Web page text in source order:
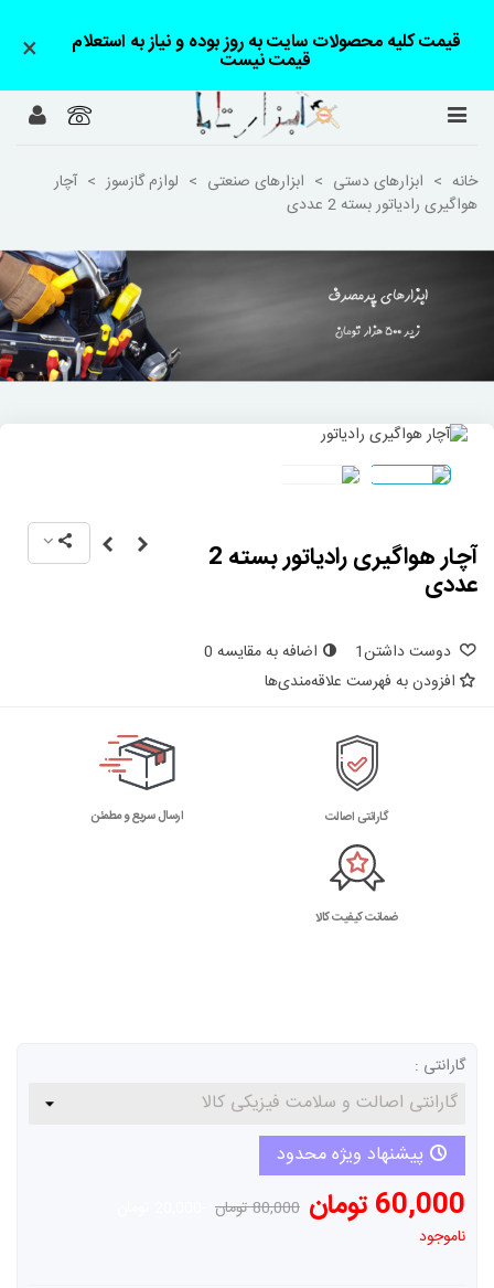
قیمت کلیه محصولات سایت به روز بوده و نیاز به استعلام
قیمت نیست ×
خانه > ابزارهای دستی > ابزارهای صنعتی > لوازم گازسوز > آچار
هواگیری رادیاتور بسته 2 عددی
آچار هواگیری رادیاتور بسته 2
عددی
دوست داشتن1 اضافه به مقایسه 0
افزودن به فهرست علاقه‌مندی‌ها
گارانتی اصالت ارسال سریع و مطمئن
ضمانت کیفیت کالا
گارانتی :
پیشنهاد ویژه محدود
60,000 تومان 80,000 تومان
ناموجود